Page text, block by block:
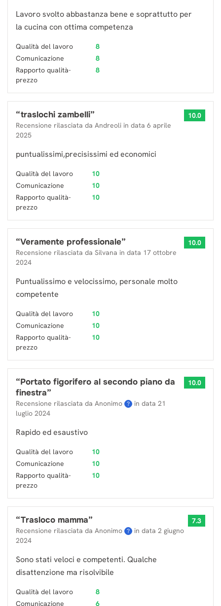
Lavoro svolto abbastanza bene e soprattutto per
la cucina con ottima competenza
Qualità del lavoro
8
Comunicazione
8
Rapporto qualità-
prezzo
8
“traslochi zambelli”
Recensione rilasciata da Andreoli in data 6 aprile
2025
10.0
puntualissimi,precisissimi ed economici
Qualità del lavoro
10
Comunicazione
10
Rapporto qualità-
prezzo
10
“Veramente professionale”
Recensione rilasciata da Silvana in data 17 ottobre
2024
10.0
Puntualissimo e velocissimo, personale molto
competente
Qualità del lavoro
10
Comunicazione
10
Rapporto qualità-
prezzo
10
“Portato figorifero al secondo piano da
finestra”
Recensione rilasciata da Anonimo ? in data 21
luglio 2024
10.0
Rapido ed esaustivo
Qualità del lavoro
10
Comunicazione
10
Rapporto qualità-
prezzo
10
“Trasloco mamma”
Recensione rilasciata da Anonimo ? in data 2 giugno
2024
7.3
Sono stati veloci e competenti. Qualche
disattenzione ma risolvibile
Qualità del lavoro
8
Comunicazione
6